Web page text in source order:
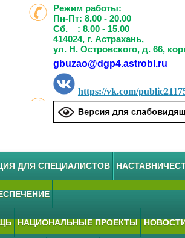
Режим работы:
Пн-Пт: 8.00 - 20.00
Сб. : 8.00 - 15.00
414024, г. Астрахань,
ул. Н. Островского, д. 66,
gbuzao@dgp4.astrobl.ru
https://vk.com/
ДЛЯ СПЕЦИАЛИСТОВ
НАЦИОНАЛЬНЫЕ ПРОЕКТЫ